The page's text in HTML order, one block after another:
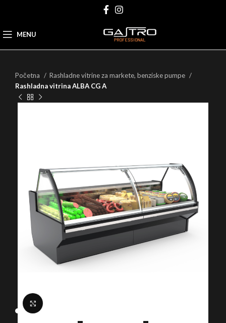
MENU
Početna
Rashladne vitrine za markete, benziske pumpe
Rashladna vitrina ALBA CG A